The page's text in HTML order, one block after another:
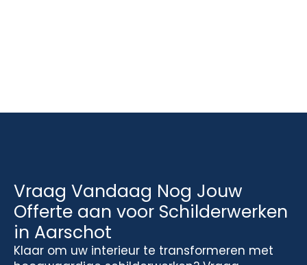
Vraag Vandaag Nog Jouw
Offerte aan voor Schilderwerken
in Aarschot
Klaar om uw interieur te transformeren met